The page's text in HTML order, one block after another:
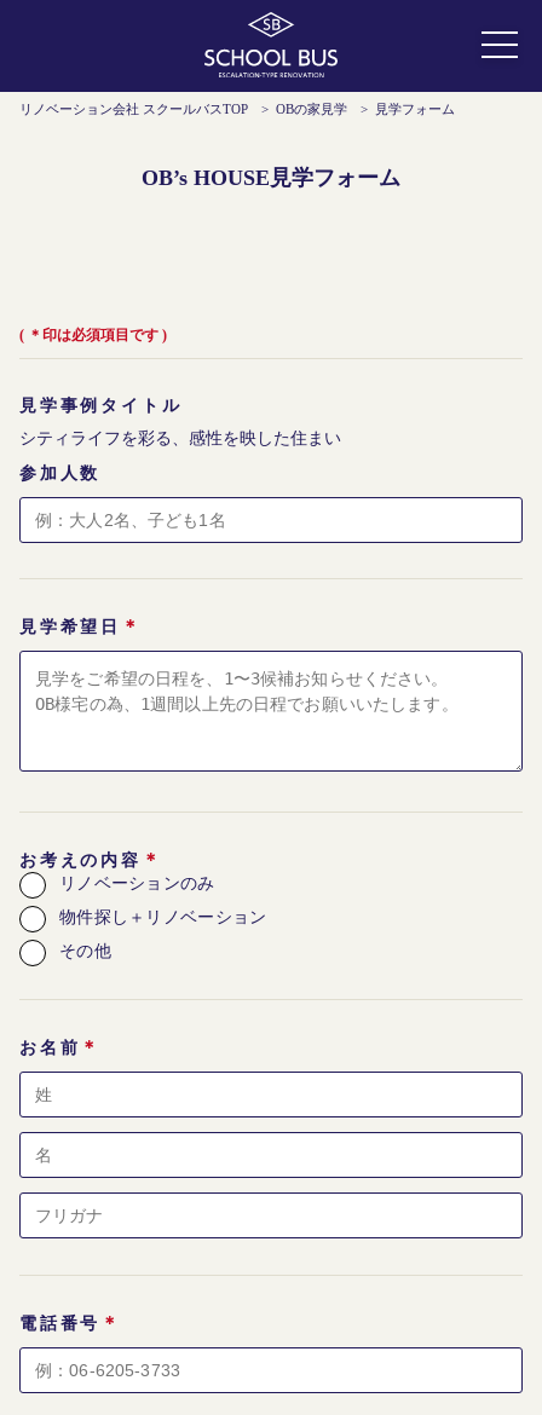
リノベーション会社 スクールバスTOP > OBの家見学 > 見学フォーム
OB’s HOUSE見学フォーム
( ＊印は必須項目です )
見学事例タイトル
参加人数
見学希望日 ＊
お考えの内容 ＊
リノベーションのみ
物件探し＋リノベーション
その他
お名前 ＊
電話番号 ＊